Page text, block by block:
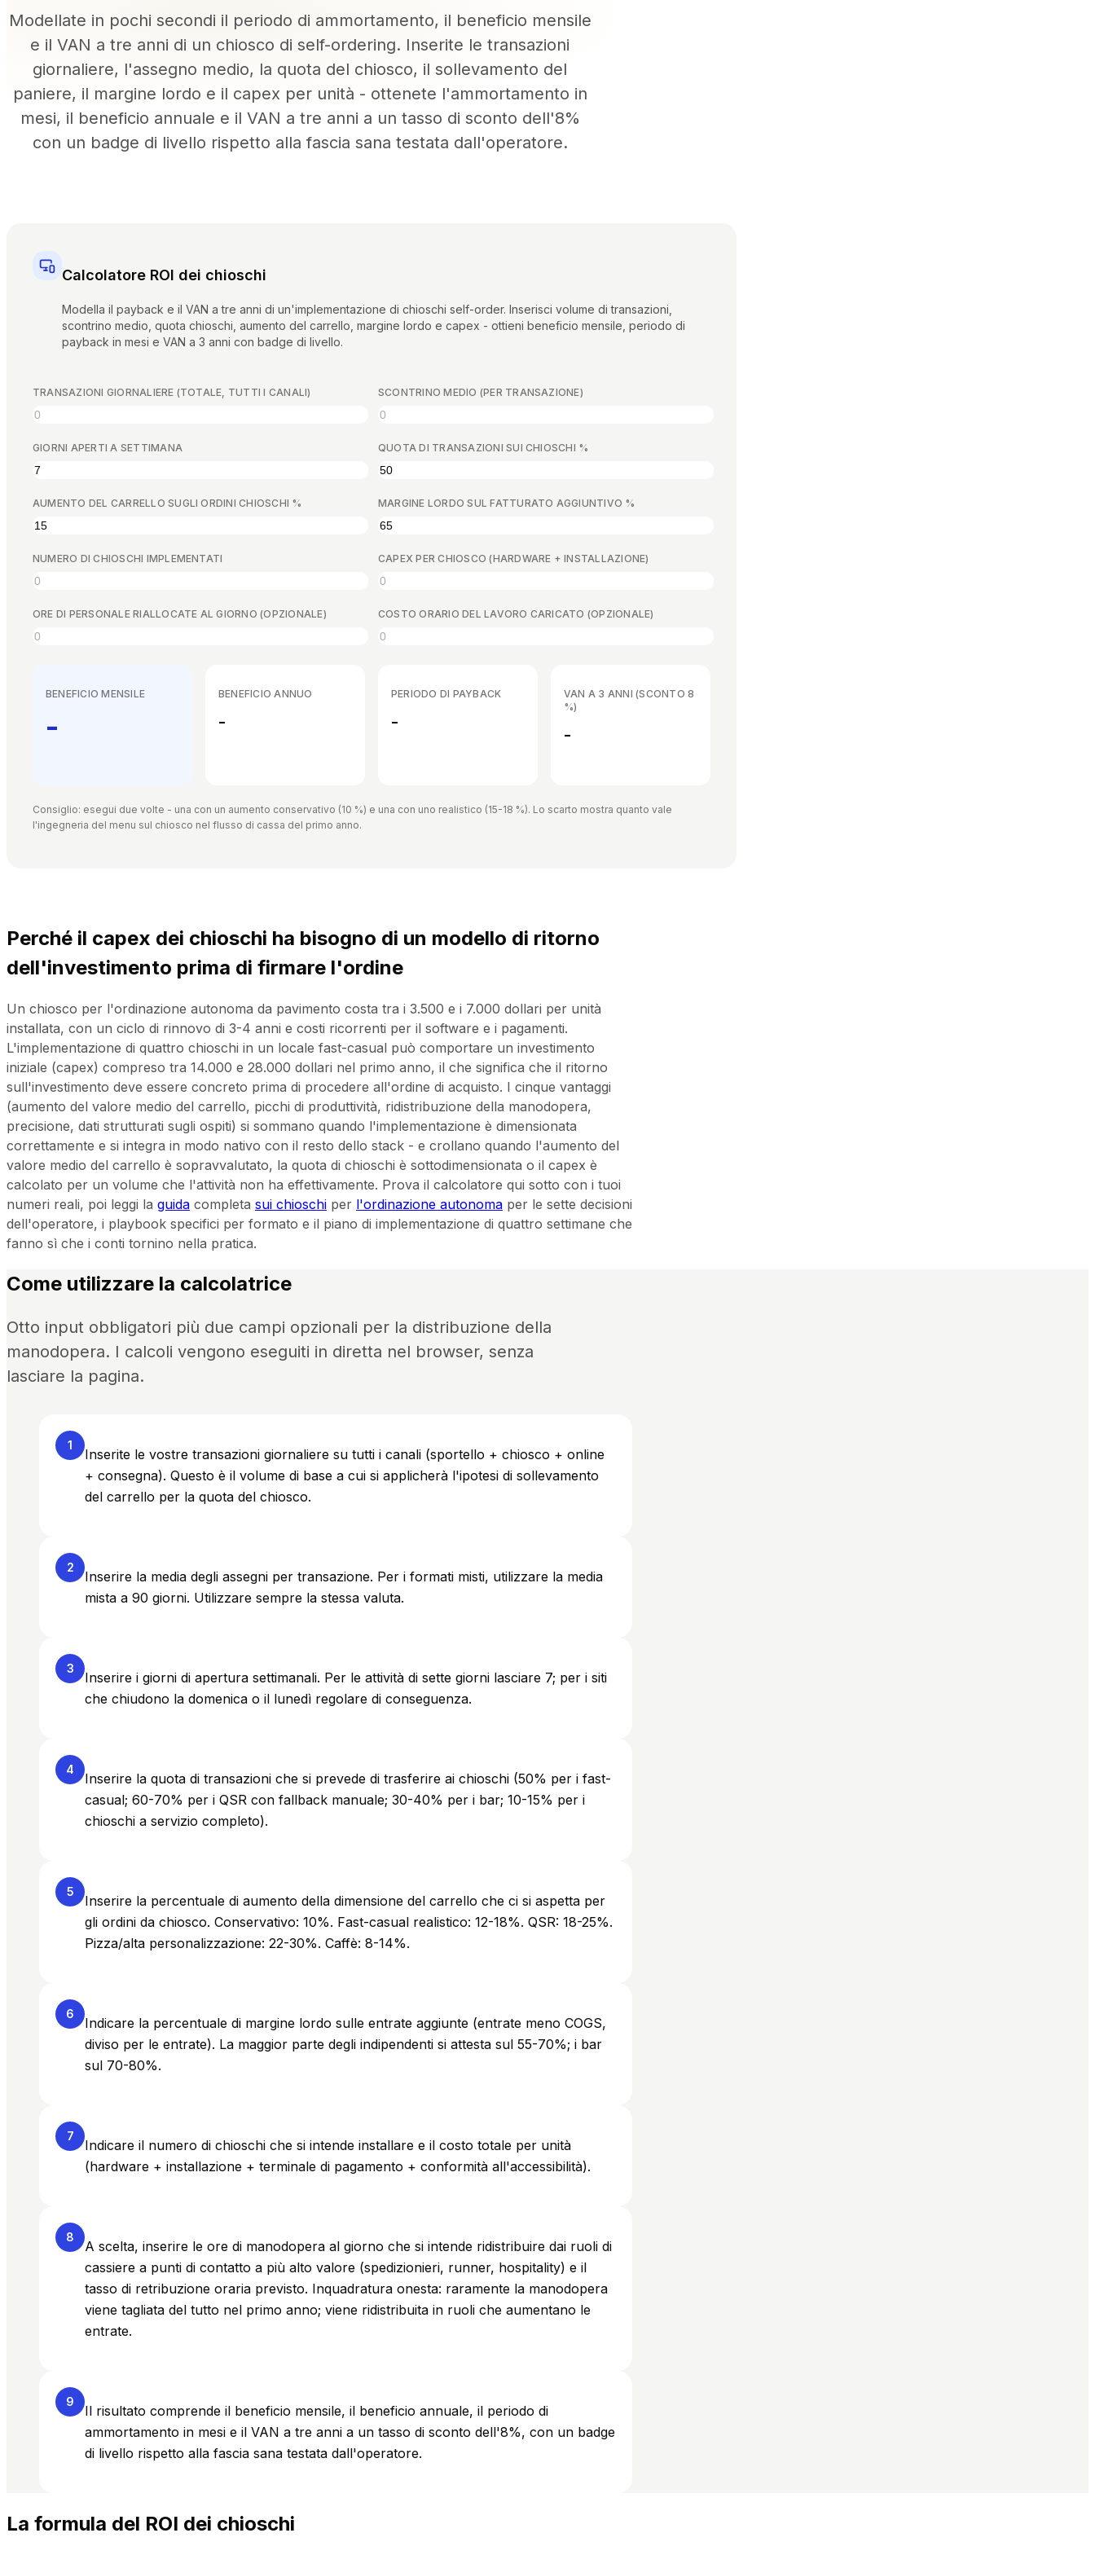
Instant Site
Modellate in pochi secondi il periodo di ammortamento, il beneficio mensile
e il VAN a tre anni di un chiosco di self-ordering. Inserite le transazioni
giornaliere, l'assegno medio, la quota del chiosco, il sollevamento del
paniere, il margine lordo e il capex per unità - ottenete l'ammortamento in
mesi, il beneficio annuale e il VAN a tre anni a un tasso di sconto dell'8%
con un badge di livello rispetto alla fascia sana testata dall'operatore.
Calcolatore ROI dei chioschi
Modella il payback e il VAN a tre anni di un'implementazione di chioschi self-order. Inserisci volume di transazioni,
scontrino medio, quota chioschi, aumento del carrello, margine lordo e capex - ottieni beneficio mensile, periodo di
payback in mesi e VAN a 3 anni con badge di livello.
TRANSAZIONI GIORNALIERE (TOTALE, TUTTI I CANALI) SCONTRINO MEDIO (PER TRANSAZIONE)
GIORNI APERTI A SETTIMANA QUOTA DI TRANSAZIONI SUI CHIOSCHI %
AUMENTO DEL CARRELLO SUGLI ORDINI CHIOSCHI % MARGINE LORDO SUL FATTURATO AGGIUNTIVO %
NUMERO DI CHIOSCHI IMPLEMENTATI CAPEX PER CHIOSCO (HARDWARE + INSTALLAZIONE)
ORE DI PERSONALE RIALLOCATE AL GIORNO (OPZIONALE) COSTO ORARIO DEL LAVORO CARICATO (OPZIONALE)
BENEFICIO MENSILE
-
BENEFICIO ANNUO
-
PERIODO DI PAYBACK
-
VAN A 3 ANNI (SCONTO 8
%)
-
Consiglio: esegui due volte - una con un aumento conservativo (10 %) e una con uno realistico (15-18 %). Lo scarto mostra quanto vale
l'ingegneria del menu sul chiosco nel flusso di cassa del primo anno.
Perché il capex dei chioschi ha bisogno di un modello di ritorno
dell'investimento prima di firmare l'ordine
Un chiosco per l'ordinazione autonoma da pavimento costa tra i 3.500 e i 7.000 dollari per unità
installata, con un ciclo di rinnovo di 3-4 anni e costi ricorrenti per il software e i pagamenti.
L'implementazione di quattro chioschi in un locale fast-casual può comportare un investimento
iniziale (capex) compreso tra 14.000 e 28.000 dollari nel primo anno, il che significa che il ritorno
sull'investimento deve essere concreto prima di procedere all'ordine di acquisto. I cinque vantaggi
(aumento del valore medio del carrello, picchi di produttività, ridistribuzione della manodopera,
precisione, dati strutturati sugli ospiti) si sommano quando l'implementazione è dimensionata
correttamente e si integra in modo nativo con il resto dello stack - e crollano quando l'aumento del
valore medio del carrello è sopravvalutato, la quota di chioschi è sottodimensionata o il capex è
calcolato per un volume che l'attività non ha effettivamente. Prova il calcolatore qui sotto con i tuoi
numeri reali, poi leggi la guida completa sui chioschi per l'ordinazione autonoma per le sette decisioni
dell'operatore, i playbook specifici per formato e il piano di implementazione di quattro settimane che
fanno sì che i conti tornino nella pratica.
Come utilizzare la calcolatrice
Otto input obbligatori più due campi opzionali per la distribuzione della
manodopera. I calcoli vengono eseguiti in diretta nel browser, senza
lasciare la pagina.
1
Inserite le vostre transazioni giornaliere su tutti i canali (sportello + chiosco + online
+ consegna). Questo è il volume di base a cui si applicherà l'ipotesi di sollevamento
del carrello per la quota del chiosco.
2
Inserire la media degli assegni per transazione. Per i formati misti, utilizzare la media
mista a 90 giorni. Utilizzare sempre la stessa valuta.
3
Inserire i giorni di apertura settimanali. Per le attività di sette giorni lasciare 7; per i siti
che chiudono la domenica o il lunedì regolare di conseguenza.
4
Inserire la quota di transazioni che si prevede di trasferire ai chioschi (50% per i fast-
casual; 60-70% per i QSR con fallback manuale; 30-40% per i bar; 10-15% per i
chioschi a servizio completo).
5
Inserire la percentuale di aumento della dimensione del carrello che ci si aspetta per
gli ordini da chiosco. Conservativo: 10%. Fast-casual realistico: 12-18%. QSR: 18-25%.
Pizza/alta personalizzazione: 22-30%. Caffè: 8-14%.
6
Indicare la percentuale di margine lordo sulle entrate aggiunte (entrate meno COGS,
diviso per le entrate). La maggior parte degli indipendenti si attesta sul 55-70%; i bar
sul 70-80%.
7
Indicare il numero di chioschi che si intende installare e il costo totale per unità
(hardware + installazione + terminale di pagamento + conformità all'accessibilità).
8
A scelta, inserire le ore di manodopera al giorno che si intende ridistribuire dai ruoli di
cassiere a punti di contatto a più alto valore (spedizionieri, runner, hospitality) e il
tasso di retribuzione oraria previsto. Inquadratura onesta: raramente la manodopera
viene tagliata del tutto nel primo anno; viene ridistribuita in ruoli che aumentano le
entrate.
9
Il risultato comprende il beneficio mensile, il beneficio annuale, il periodo di
ammortamento in mesi e il VAN a tre anni a un tasso di sconto dell'8%, con un badge
di livello rispetto alla fascia sana testata dall'operatore.
La formula del ROI dei chioschi